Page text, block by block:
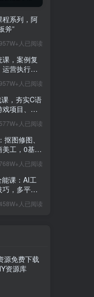
程系列，阿
斧”
人已阅读
，案例复
营执行，
人已阅读
，夯实C语
项目、掌
人已阅读
图修图、
美工，0基础
人已阅读
课：AI工
，多平台
人已阅读
源免费下载
资源库